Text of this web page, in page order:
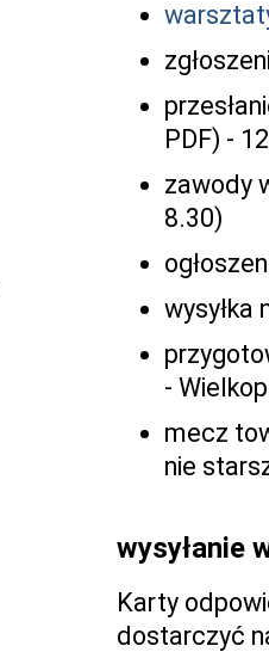
PDF) -
zawody
8.30)
wysyłka
-
mecz
nie
wysyłanie
Karty
dostarczyć